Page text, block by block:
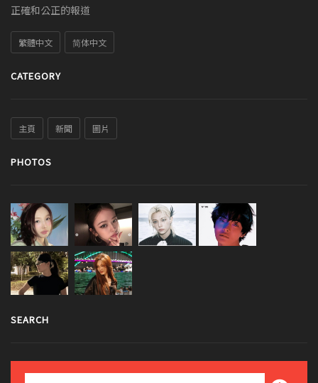
正確和公正的報道
繁體中文 简体中文
CATEGORY
主頁 新聞 圖片
PHOTOS
SEARCH